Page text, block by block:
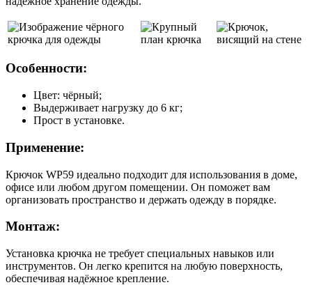
Особенности:
Цвет: чёрный;
Выдерживает нагрузку до 6 кг;
Прост в установке.
Применение:
Крючок WP59 идеально подходит для использования в доме,
офисе или любом другом помещении. Он поможет вам
организовать пространство и держать одежду в порядке.
Монтаж:
Установка крючка не требует специальных навыков или
инструментов. Он легко крепится на любую поверхность,
обеспечивая надёжное крепление.